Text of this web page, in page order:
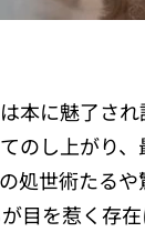
本に魅了さ
のし上がり
処世術たる
目を惹く存